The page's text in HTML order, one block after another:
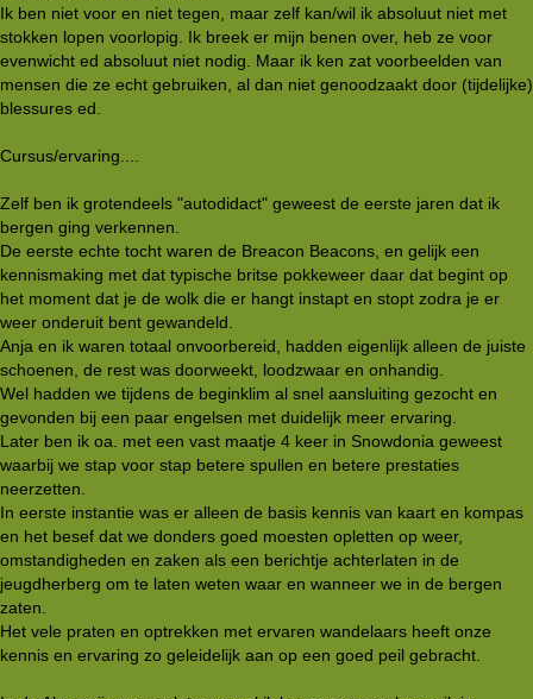
Ik ben niet voor en niet tegen, maar zelf kan/wil ik absoluut niet met
stokken lopen voorlopig. Ik breek er mijn benen over, heb ze voor
evenwicht ed absoluut niet nodig. Maar ik ken zat voorbeelden van
mensen die ze echt gebruiken, al dan niet genoodzaakt door (tijdelijke)
blessures ed.
Cursus/ervaring....
Zelf ben ik grotendeels "autodidact" geweest de eerste jaren dat ik
bergen ging verkennen.
De eerste echte tocht waren de Breacon Beacons, en gelijk een
kennismaking met dat typische britse pokkeweer daar dat begint op
het moment dat je de wolk die er hangt instapt en stopt zodra je er
weer onderuit bent gewandeld.
Anja en ik waren totaal onvoorbereid, hadden eigenlijk alleen de juiste
schoenen, de rest was doorweekt, loodzwaar en onhandig.
Wel hadden we tijdens de beginklim al snel aansluiting gezocht en
gevonden bij een paar engelsen met duidelijk meer ervaring.
Later ben ik oa. met een vast maatje 4 keer in Snowdonia geweest
waarbij we stap voor stap betere spullen en betere prestaties
neerzetten.
In eerste instantie was er alleen de basis kennis van kaart en kompas
en het besef dat we donders goed moesten opletten op weer,
omstandigheden en zaken als een berichtje achterlaten in de
jeugdherberg om te laten weten waar en wanneer we in de bergen
zaten.
Het vele praten en optrekken met ervaren wandelaars heeft onze
kennis en ervaring zo geleidelijk aan op een goed peil gebracht.